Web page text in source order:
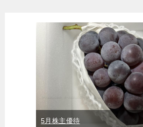
5月株主優待